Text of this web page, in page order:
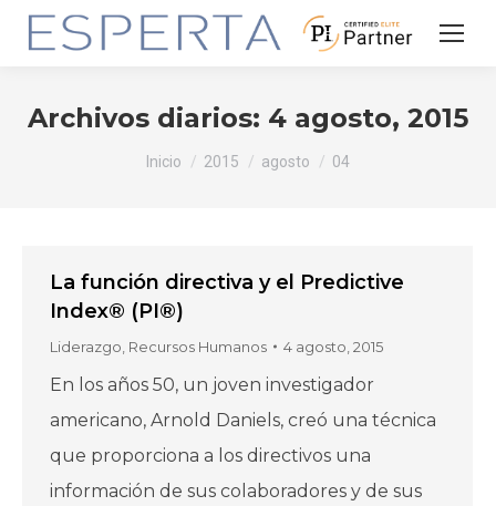
Archivos diarios: 4 agosto, 2015
Estás aquí:
Inicio 2015 agosto 04
La función directiva y el Predictive
Index® (PI®)
Liderazgo Recursos Humanos 4 agosto, 2015
En los años 50, un joven investigador
americano, Arnold Daniels, creó una técnica
que proporciona a los directivos una
información de sus colaboradores y de sus